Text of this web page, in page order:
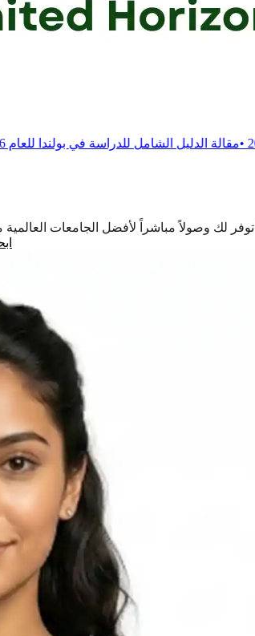
للدراسة في بولندا للعام 2026 •مقالة
توفر لك وصولاً مباشراً لأفضل الجامعات